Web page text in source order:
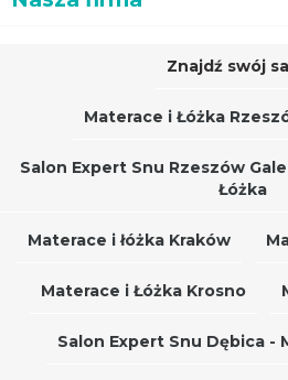
Znajdź swój
Materace i Łóżka
Salon Expert Snu Rzeszów
Łóżka
Materace i łóżka Kraków
Materace i Łóżka Krosno
Salon Expert Snu Dębica -